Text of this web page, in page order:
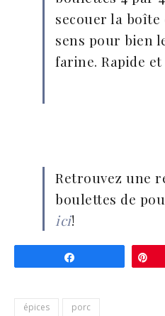
secouer la boîte
sens pour bien
farine. Rapide et
Retrouvez une
boulettes de
ici!
épices porc